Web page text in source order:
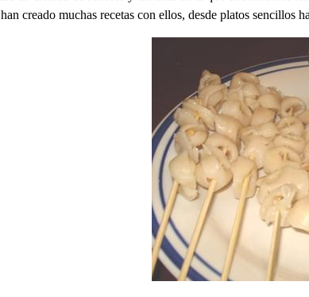
han creado muchas recetas con ellos, desde platos sencillos